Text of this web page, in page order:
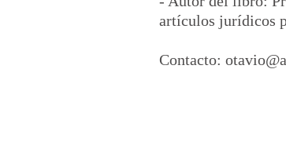
artículos jurídicos
Contacto: